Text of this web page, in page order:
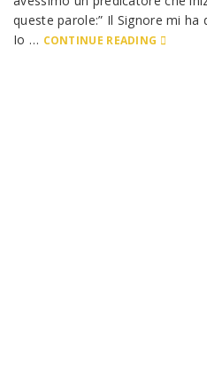
queste parole:” Il Signore mi
Io … CONTINUE READING